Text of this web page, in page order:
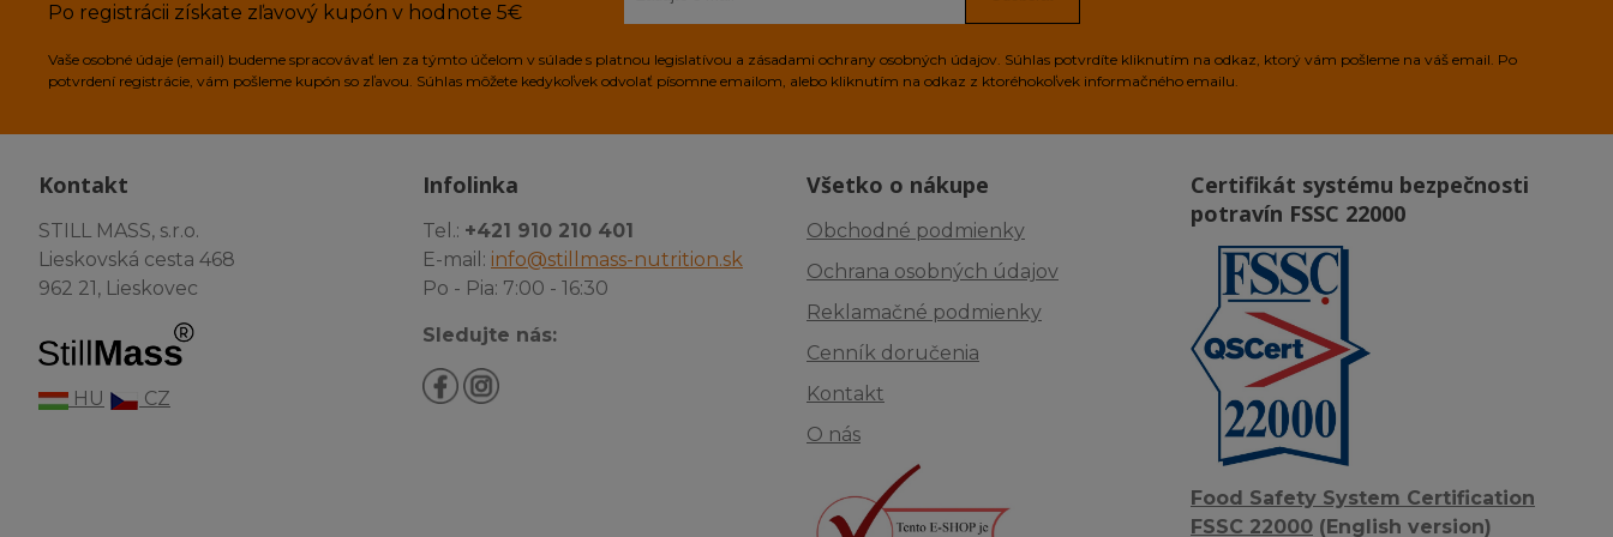
Po registrácii získate zľavový kupón v hodnote 5€
Vaše osobné údaje (email) budeme spracovávať len za týmto účelom v súlade s platnou legislatívou a zásadami ochrany osobných údajov. Súhlas potvrdíte kliknutím na odkaz, ktorý vám pošleme na váš email. Po
potvrdení registrácie, vám pošleme kupón so zľavou. Súhlas môžete kedykoľvek odvolať písomne emailom, alebo kliknutím na odkaz z ktoréhokoľvek informačného emailu.
Kontakt
STILL MASS, s.r.o.
Lieskovská cesta 468
962 21, Lieskovec
HU CZ
Infolinka
Tel.: +421 910 210 401
E-mail: info@stillmass-nutrition.sk
Po - Pia: 7:00 - 16:30
Sledujte nás:
Všetko o nákupe
Obchodné podmienky
Ochrana osobných údajov
Reklamačné podmienky
Cenník doručenia
Kontakt
O nás
Certifikát systému bezpečnosti
potravín FSSC 22000
Food Safety System Certification
FSSC 22000 (English version)